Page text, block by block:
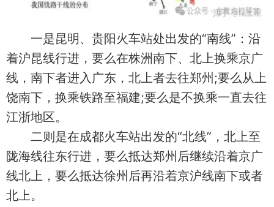
一是昆明、贵阳火车站处出发的“南线”：沿
着沪昆线行进，要么在株洲南下、北上换乘京广
线，南下者进入广东，北上者去往郑州;要么从上
饶南下，换乘铁路至福建;要么是不换乘一直去往
江浙地区。
二则是在成都火车站出发的“北线”，北上至
陇海线往东行进，要么抵达郑州后继续沿着京广
线北上，要么抵达徐州后再沿着京沪线南下或者
北上。